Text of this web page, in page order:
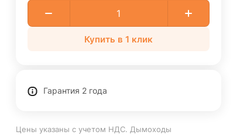
Купить в 1 клик
Гарантия 2 года
Цены указаны с учетом НДС. Дымоходы